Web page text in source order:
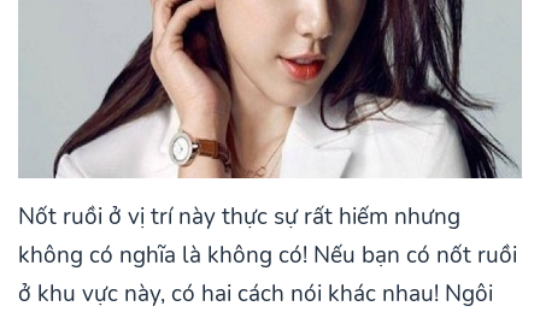
Nốt ruồi ở vị trí này thực sự rất hiếm nhưng
không có nghĩa là không có! Nếu bạn có nốt ruồi
ở khu vực này, có hai cách nói khác nhau! Ngôi